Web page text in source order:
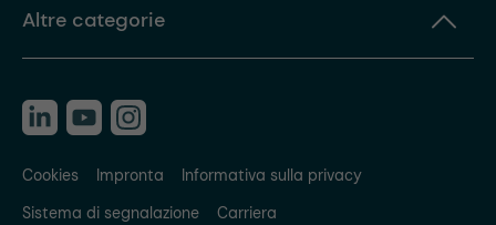
Altre categorie
Cookies Impronta
Informativa sulla privacy
Sistema di segnalazione
Carriera